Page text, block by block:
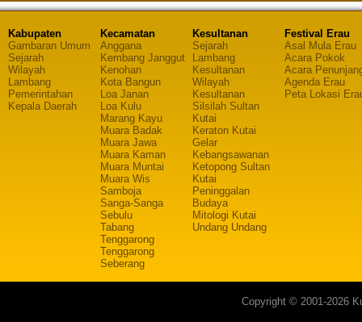
Kabupaten
Gambaran Umum
Sejarah
Wilayah
Lambang
Pemerintahan
Kepala Daerah
Kecamatan
Anggana
Kembang Janggut
Kenohan
Kota Bangun
Loa Janan
Loa Kulu
Marang Kayu
Muara Badak
Muara Jawa
Muara Kaman
Muara Muntai
Muara Wis
Samboja
Sanga-Sanga
Sebulu
Tabang
Tenggarong
Tenggarong
Seberang
Kesultanan
Sejarah
Lambang
Kesultanan
Wilayah
Kesultanan
Silsilah Sultan
Kutai
Keraton Kutai
Gelar
Kebangsawanan
Ketopong Sultan
Kutai
Peninggalan
Budaya
Mitologi Kutai
Undang Undang
Festival Erau
Asal Mula Erau
Acara Pokok
Acara
Agenda Erau
Peta Lokasi
Copyright © 2001-2026